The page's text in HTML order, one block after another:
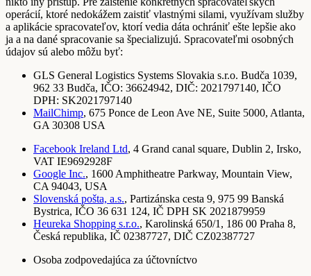
operácií, ktoré nedokážem zaistiť vlastnými silami, využívam služby
a aplikácie spracovateľov, ktorí vedia dáta ochrániť ešte lepšie ako
ja a na dané spracovanie sa špecializujú. Spracovateľmi osobných
údajov sú alebo môžu byť:
GLS General Logistics Systems Slovakia s.r.o. Budča 1039,
962 33 Budča, IČO: 36624942, DIČ: 2021797140, IČO
DPH: SK2021797140
MailChimp, 675 Ponce de Leon Ave NE, Suite 5000, Atlanta,
GA 30308 USA
Facebook Ireland Ltd, 4 Grand canal square, Dublin 2, Irsko,
VAT IE9692928F
Google Inc., 1600 Amphitheatre Parkway, Mountain View,
CA 94043, USA
Slovenská pošta, a.s., Partizánska cesta 9, 975 99 Banská
Bystrica, IČO 36 631 124, IČ DPH SK 2021879959
Heureka Shopping s.r.o., Karolinská 650/1, 186 00 Praha 8,
Česká republika, IČ 02387727, DIČ CZ02387727
Osoba zodpovedajúca za účtovníctvo